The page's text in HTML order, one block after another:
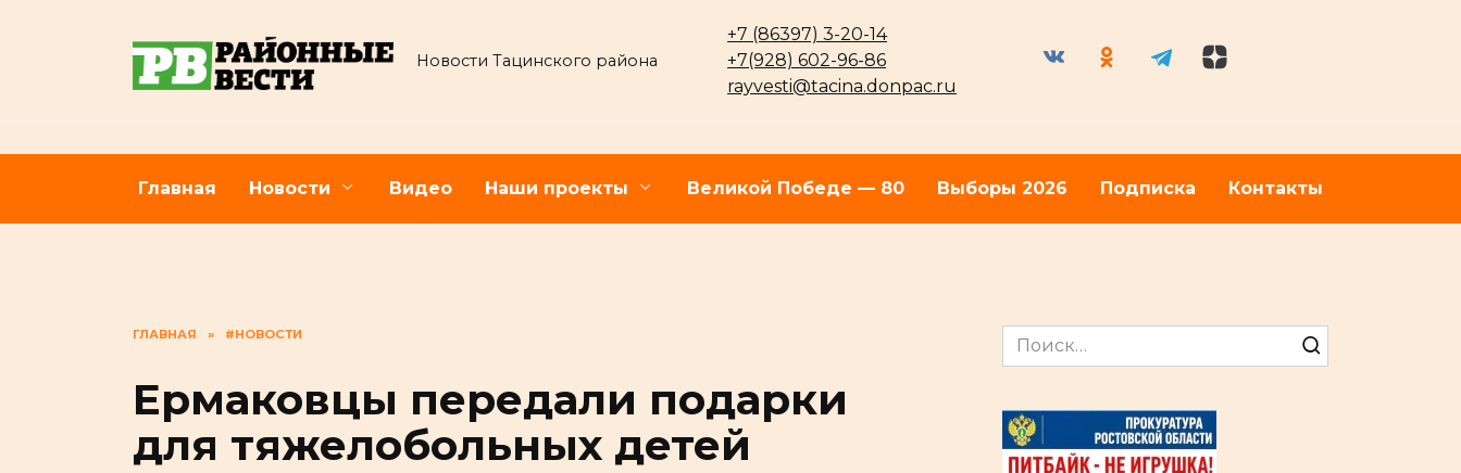
Новости Тацинского района
+7 (86397) 3-20-14
+7(928) 602-96-86
rayvesti@tacina.donpac.ru
Главная Новости Видео Наши проекты Великой Победе — 80 Выборы 2026 Подписка Контакты
ГЛАВНАЯ » #НОВОСТИ
Ермаковцы передали подарки
для тяжелобольных детей
Search
for: